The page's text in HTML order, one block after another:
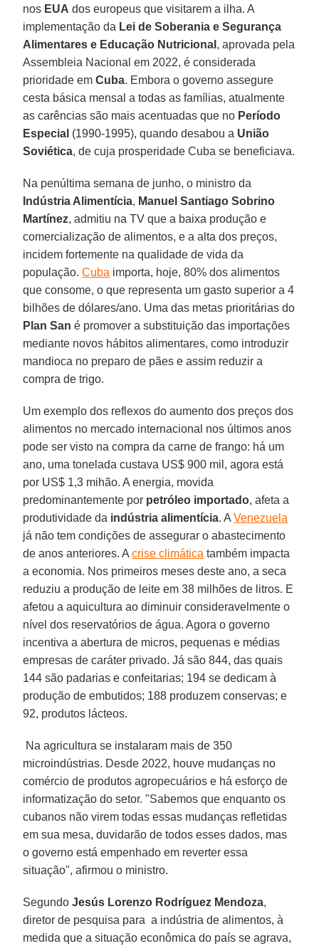
nos EUA dos europeus que visitarem a ilha. A
implementação da Lei de Soberania e Segurança
Alimentares e Educação Nutricional , aprovada pela
Assembleia Nacional em 2022, é considerada
prioridade emCuba. Embora o governo assegure
cesta básica mensal a todas as famílias, atualmente
as carências são mais acentuadas que no Período
Especial (1990-1995), quando desabou a União
Soviética, de cuja prosperidade Cuba se beneficiava.
Na penúltima semana de junho, o ministro da
Indústria Alimentícia, Manuel Santiago Sobrino
Martínez, admitiu na TV que a baixa produção e
comercialização de alimentos, e a alta dos preços,
incidem fortemente na qualidade de vida da
população.Cuba importa, hoje, 80% dos alimentos
que consome, o que representa um gasto superior a 4
bilhões de dólares/ano. Uma das metas prioritárias do
Plan San é promover a substituição das importações
mediante novos hábitos alimentares, como introduzir
mandioca no preparo de pães e assim reduzir a
compra de trigo.
Um exemplo dos reflexos do aumento dos preços dos
alimentos no mercado internacional nos últimos anos
pode ser visto na compra da carne de frango: há um
ano, uma tonelada custava US$ 900 mil, agora está
por US$ 1,3 mihão. A energia, movida
predominantemente por petróleo importado, afeta a
produtividade da indústria alimentícia. AVenezuela
já não tem condições de assegurar o abastecimento
de anos anteriores. Acrise climática também impacta
a economia. Nos primeiros meses deste ano, a seca
reduziu a produção de leite em 38 milhões de litros. E
afetou a aquicultura ao diminuir consideravelmente o
nível dos reservatórios de água. Agora o governo
incentiva a abertura de micros, pequenas e médias
empresas de caráter privado. Já são 844, das quais
144 são padarias e confeitarias; 194 se dedicam à
produção de embutidos; 188 produzem conservas; e
92, produtos lácteos.
Na agricultura se instalaram mais de 350
microindústrias. Desde 2022, houve mudanças no
comércio de produtos agropecuários e há esforço de
informatização do setor. "Sabemos que enquanto os
cubanos não virem todas essas mudanças refletidas
em sua mesa, duvidarão de todos esses dados, mas
o governo está empenhado em reverter essa
situação", afirmou o ministro.
SegundoJesús Lorenzo Rodríguez Mendoza,
diretor de pesquisa para a indústria de alimentos, à
medida que a situação econômica do país se agrava,